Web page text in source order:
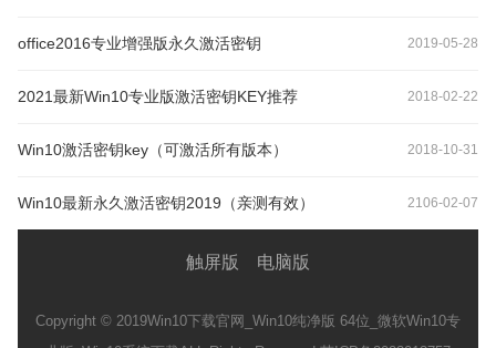
office2016专业增强版永久激活密钥 2019-05-28
2021最新Win10专业版激活密钥KEY推荐 2018-02-22
Win10激活密钥key（可激活所有版本） 2018-10-31
Win10最新永久激活密钥2019（亲测有效） 2106-02-07
触屏版 电脑版
Copyright © 2019Win10下载官网_Win10纯净版 64位_微软Win10专